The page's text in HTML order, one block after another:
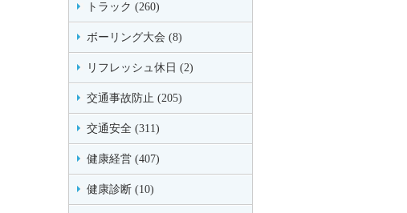
トラック (260)
ボーリング大会 (8)
リフレッシュ休日 (2)
交通事故防止 (205)
交通安全 (311)
健康経営 (407)
健康診断 (10)